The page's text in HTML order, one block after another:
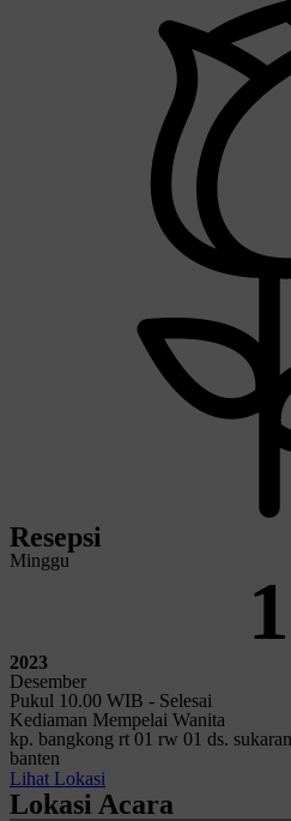
Resepsi
Minggu
1
2023
Desember
Pukul 10.00 WIB - Selesai
Kediaman Mempelai Wanita
kp. bangkong rt 01 rw 01 ds.
banten
Lihat Lokasi
Lokasi Acara